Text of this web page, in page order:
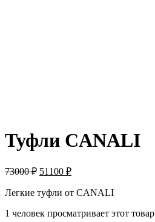
Туфли CANALI
73000₽ 51100 ₽
Легкие туфли от CANALI
1 человек просматривает этот товар